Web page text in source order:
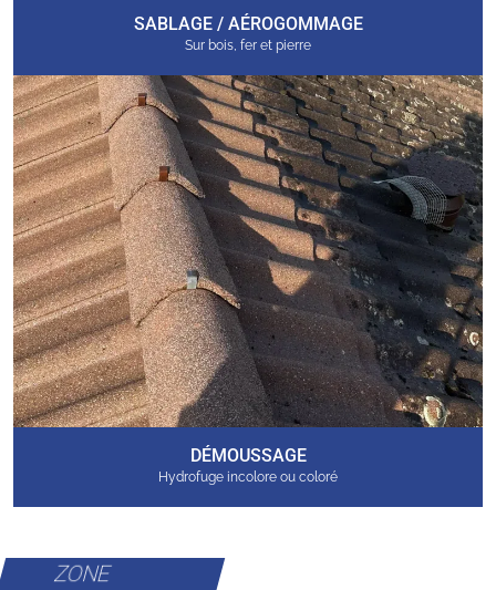
SABLAGE / AÉROGOMMAGE
Sur bois, fer et pierre
DÉMOUSSAGE
Hydrofuge incolore ou coloré
ZONE